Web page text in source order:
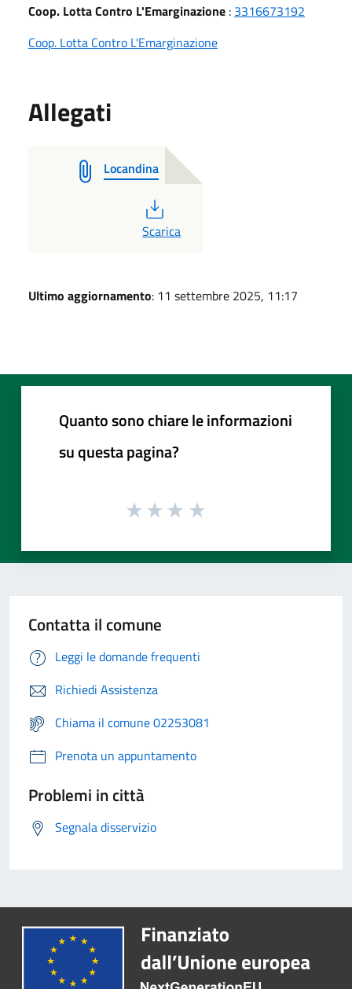
Coop. Lotta Contro L'Emarginazione : 3316673192
Coop. Lotta Contro L'Emarginazione
Allegati
Locandina
PDF
Scarica
Ultimo aggiornamento: 11 settembre 2025, 11:17
Quanto sono chiare le informazioni
su questa pagina?
Contatta il comune
Leggi le domande frequenti
Richiedi Assistenza
Chiama il comune 02253081
Prenota un appuntamento
Problemi in città
Segnala disservizio